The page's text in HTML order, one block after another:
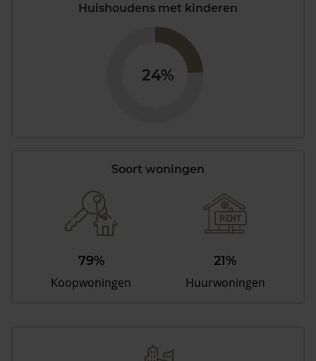
Huishoudens met kinderen
24%
Soort woningen
79%
Koopwoningen
21%
Huurwoningen